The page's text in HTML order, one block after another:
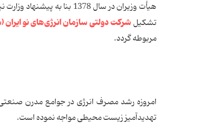
هیأت وزیران در سال 1378
تشکیلشرکت دولتی سازمان انرژی‌های نو ایران
مربوطه گردد.
امروزه رشد مصرف انرژی در جوامع مدرن صنعتی
تهدیدآمیز زیست محیطی مواجه نموده است.